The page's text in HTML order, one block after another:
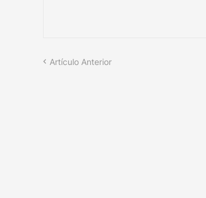
Artículo Anterior